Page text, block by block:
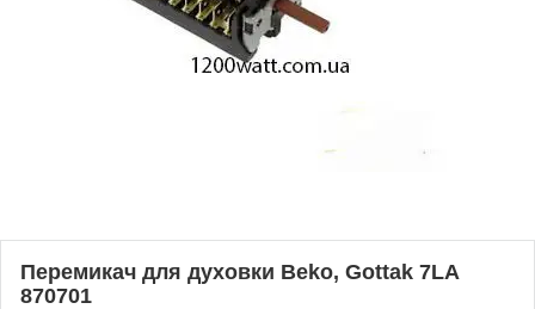
Перемикач для духовки Beko, Gottak 7LA
870701